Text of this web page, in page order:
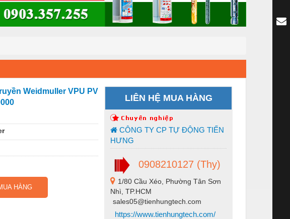
Weidmuller VPU PV
HÀNG
LIÊN HỆ MUA HÀNG
CÔNG TY CP TỰ ĐỘNG TIẾN
HƯNG
0908210127 (Thy)
1/80 Cầu Xéo, Phường Tân Sơn
Nhì, TP.HCM
sales05@tienhungtech.com
https://www.tienhungtech.com/